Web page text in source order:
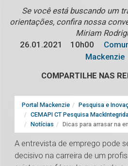
Se você está buscando um
orientações, confira nossa
Miriam
26.01.2021
10h00
Mackenzie
COMPARTILHE NAS
Portal Mackenzie
Pesquisa e
CEMAPI CT Pesquisa
Notícias
Dicas para arrasar na
A entrevista de emprego pode
decisivo na carreira de um